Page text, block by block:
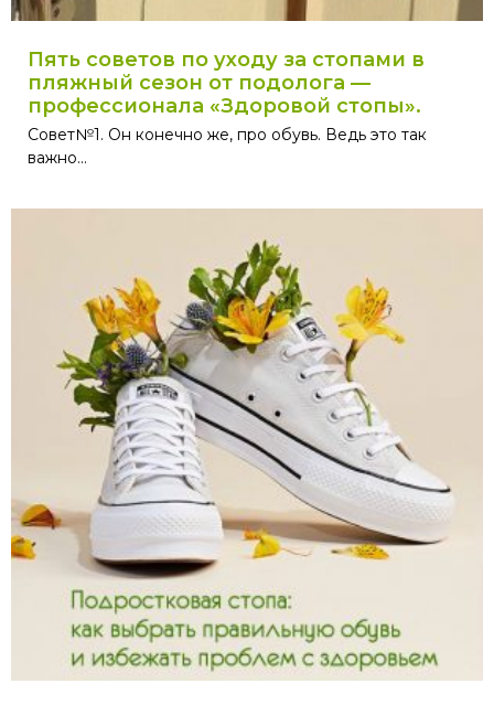
Пять советов по уходу за стопами в
пляжный сезон от подолога —
профессионала «Здоровой стопы».
Совет№1. Он конечно же, про обувь. Ведь это так
важно...